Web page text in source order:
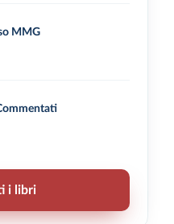
MMG
i libri